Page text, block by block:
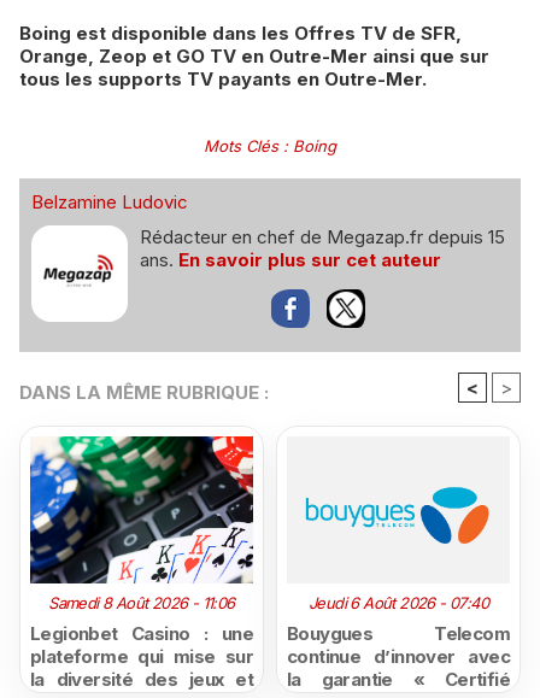
Boing est disponible dans les Offres TV de SFR,
Orange, Zeop et GO TV en Outre-Mer ainsi que sur
tous les supports TV payants en Outre-Mer.
Mots Clés: Boing
Belzamine Ludovic
Rédacteur en chef de Megazap.fr depuis 15
ans. En savoir plus sur cet auteur
DANS LA MÊME RUBRIQUE : < >
Samedi 8 Août 2026 - 11:06
Legionbet Casino : une
plateforme qui mise sur
la diversité des jeux et
Jeudi 6 Août 2026 - 07:40
Bouygues Telecom
continue d’innover avec
la garantie « Certifié